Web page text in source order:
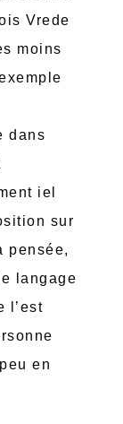
Vrede
moins
dans
iel
sur
pensée,
langage
l’est
en